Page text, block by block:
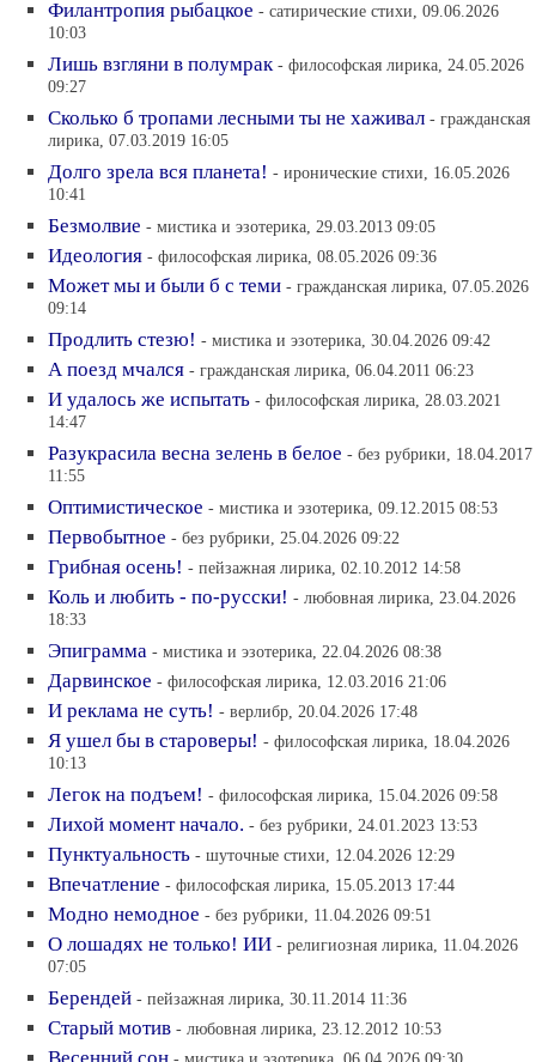
Филантропия рыбацкое - сатирические стихи, 09.06.2026
10:03
Лишь взгляни в полумрак - философская лирика, 24.05.2026
09:27
Сколько б тропами лесными ты не хаживал - гражданская
лирика, 07.03.2019 16:05
Долго зрела вся планета! - иронические стихи, 16.05.2026
10:41
Безмолвие - мистика и эзотерика, 29.03.2013 09:05
Идеология - философская лирика, 08.05.2026 09:36
Может мы и были б с теми - гражданская лирика, 07.05.2026
09:14
Продлить стезю! - мистика и эзотерика, 30.04.2026 09:42
А поезд мчался - гражданская лирика, 06.04.2011 06:23
И удалось же испытать - философская лирика, 28.03.2021
14:47
Разукрасила весна зелень в белое - без рубрики, 18.04.2017
11:55
Оптимистическое - мистика и эзотерика, 09.12.2015 08:53
Первобытное - без рубрики, 25.04.2026 09:22
Грибная осень! - пейзажная лирика, 02.10.2012 14:58
Коль и любить - по-русски! - любовная лирика, 23.04.2026
18:33
Эпиграмма - мистика и эзотерика, 22.04.2026 08:38
Дарвинское - философская лирика, 12.03.2016 21:06
И реклама не суть! - верлибр, 20.04.2026 17:48
Я ушел бы в староверы! - философская лирика, 18.04.2026
10:13
Легок на подъем! - философская лирика, 15.04.2026 09:58
Лихой момент начало. - без рубрики, 24.01.2023 13:53
Пунктуальность - шуточные стихи, 12.04.2026 12:29
Впечатление - философская лирика, 15.05.2013 17:44
Модно немодное - без рубрики, 11.04.2026 09:51
О лошадях не только! ИИ - религиозная лирика, 11.04.2026
07:05
Берендей - пейзажная лирика, 30.11.2014 11:36
Старый мотив - любовная лирика, 23.12.2012 10:53
- мистика и эзотерика, 06.04.2026 09:30